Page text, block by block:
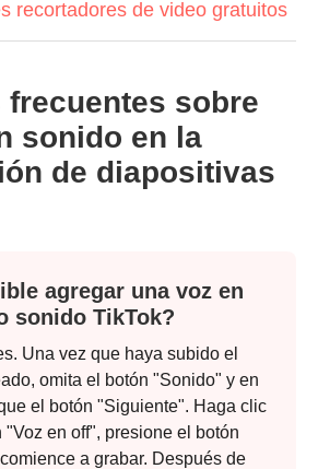
recortadores de video gratuitos
frecuentes sobre
sonido en la
de diapositivas
agregar una voz en
sonido TikTok?
Una vez que haya subido el
omita el botón "Sonido" y en
el botón "Siguiente". Haga clic
"Voz en off", presione el botón
a grabar. Después de